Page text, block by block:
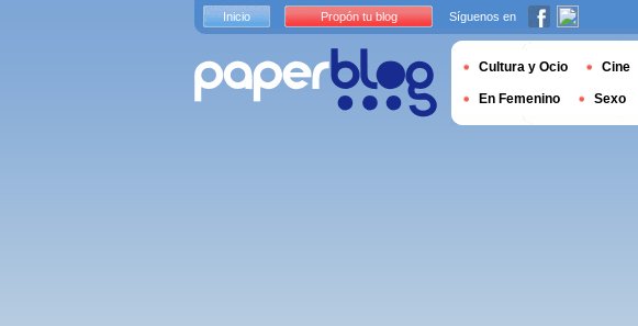
Inicio Propón tu blog Síguenos en
Cultura y Ocio Cine
En Femenino Sexo